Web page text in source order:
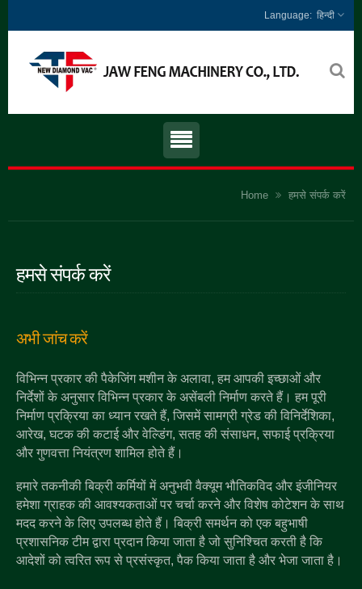
हिन्दी
Home हमसे संपर्क करें
हमसे संपर्क करें
अभी जांच करें
विभिन्न प्रकार की पैकेजिंग मशीन के अलावा, हम आपकी इच्छाओं और
निर्देशों के अनुसार विभिन्न प्रकार के असेंबली निर्माण करते हैं। हम पूरी
निर्माण प्रक्रिया का ध्यान रखते हैं, जिसमें सामग्री ग्रेड की विनिर्देशिका,
आरेख, घटक की कटाई और वेल्डिंग, सतह की संसाधन, सफाई प्रक्रिया
और गुणवत्ता नियंत्रण शामिल होते हैं।
हमारे तकनीकी बिक्री कर्मियों में अनुभवी वैक्यूम भौतिकविद और इंजीनियर
हमेशा ग्राहक की आवश्यकताओं पर चर्चा करने और विशेष कोटेशन के साथ
मदद करने के लिए उपलब्ध होते हैं। बिक्री समर्थन को एक बहुभाषी
प्रशासनिक टीम द्वारा प्रदान किया जाता है जो सुनिश्चित करती है कि
आदेशों को त्वरित रूप से प्रसंस्कृत, पैक किया जाता है और भेजा जाता है।